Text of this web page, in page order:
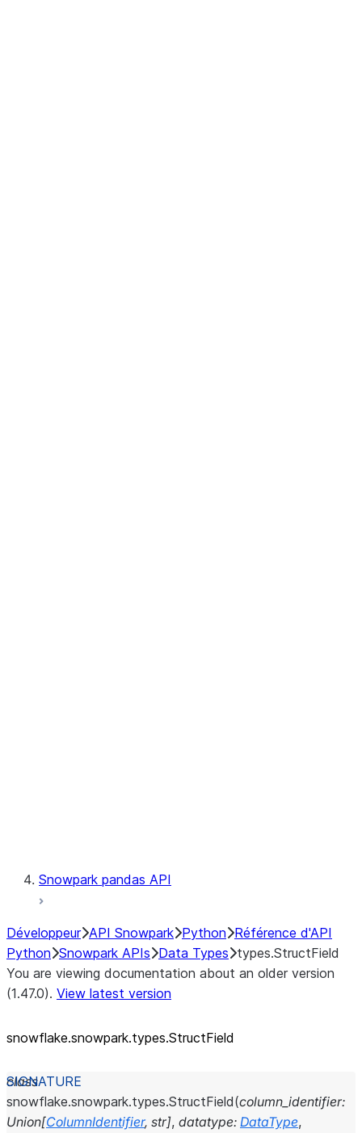
Snowpark pandas API
Développeur API Snowpark Python Référence d'API
Python Snowpark APIs Data Types types.StructField
You are viewing documentation about an older version
(1.47.0). View latest version
snowflake.snowpark.types.StructField
class
snowflake.snowpark.types.StructField(column_identifier:
Union[ColumnIdentifier, str], datatype: DataType,